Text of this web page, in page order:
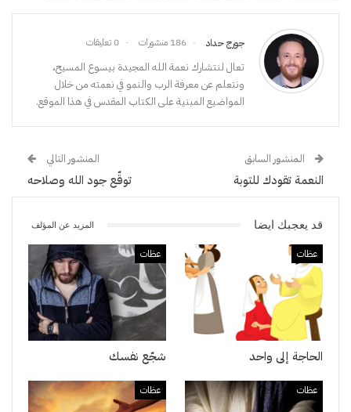
جورج حداد 186 منشورات 0 تعليقات
تعال لنتشارك نعمة الله المجيدة بيسوع المسيح،
ونتعلم عن معرفة الرب والنمو في نعمته من خلال
المواضيع المبنية على الكتاب المقدس في هذا الموقع.
المنشور السابق
النعمة تقودك للتوبة
المنشور التالي
توقّع جود الله وصلاحه
قد يعجبك ايضا المزيد عن المؤلف
عظات
الحاجة إلى واحد
عظات
شجّع نفسك
عظات عظات